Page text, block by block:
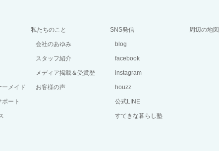
ーメイド
ート
私たちのこと
会社のあゆみ
スタッフ紹介
メディア掲載＆受賞歴
お客様の声
SNS発信
blog
facebook
instagram
houzz
公式LINE
すてきな暮らし塾
周辺の地図